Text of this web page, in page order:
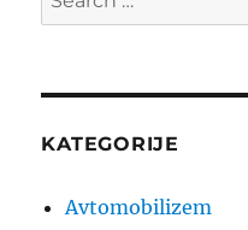
for:
KATEGORIJE
Avtomobilizem